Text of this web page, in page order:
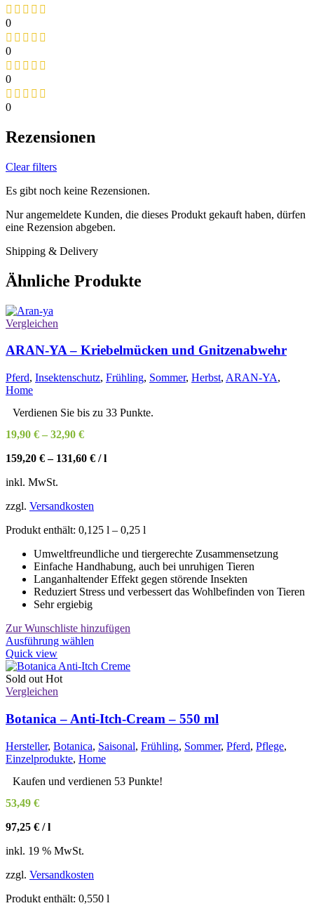
0
0
0
0
Rezensionen
Clear filters
Es gibt noch keine Rezensionen.
Nur angemeldete Kunden, die dieses Produkt gekauft haben, dürfen
eine Rezension abgeben.
Shipping & Delivery
Ähnliche Produkte
Vergleichen
ARAN-YA – Kriebelmücken und Gnitzenabwehr
Pferd, Insektenschutz, Frühling, Sommer, Herbst, ARAN-YA,
Home
Verdienen Sie bis zu 33 Punkte.
19,90 € – 32,90 €
159,20 €– 131,60 € /l
inkl. MwSt.
zzgl. Versandkosten
Produkt enthält: 0,125 l – 0,25 l
Umweltfreundliche und tiergerechte Zusammensetzung
Einfache Handhabung, auch bei unruhigen Tieren
Langanhaltender Effekt gegen störende Insekten
Reduziert Stress und verbessert das Wohlbefinden von Tieren
Sehr ergiebig
Zur Wunschliste hinzufügen
Ausführung wählen
weist
Die
Optionen
können
auf
der
Produktseite
Quick view
Sold out Hot
Vergleichen
Botanica – Anti-Itch-Cream – 550 ml
Hersteller, Botanica, Saisonal, Frühling, Sommer, Pferd, Pflege,
Einzelprodukte, Home
Kaufen und verdienen 53 Punkte!
53,49 €
97,25 € /l
inkl. 19 % MwSt.
zzgl. Versandkosten
Produkt enthält: 0,550 l